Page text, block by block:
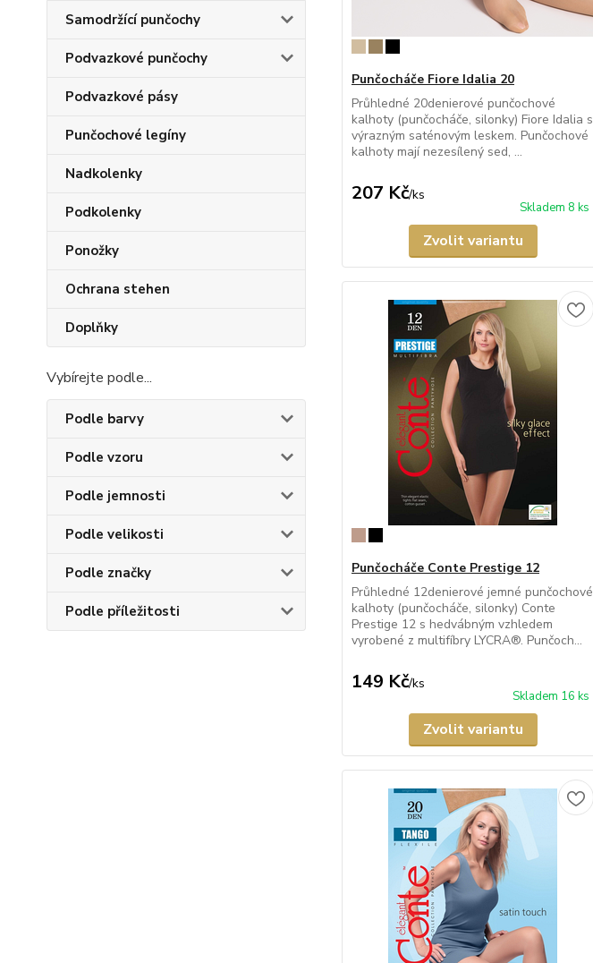
Samodržící punčochy
Podvazkové punčochy
Podvazkové pásy
Punčochové legíny
Nadkolenky
Podkolenky
Ponožky
Ochrana stehen
Doplňky
Vybírejte podle...
Podle barvy
Podle vzoru
Podle jemnosti
Podle velikosti
Podle značky
Podle příležitosti
Punčocháče Fiore Idalia 20
Průhledné 20denierové punčochové
kalhoty (punčocháče, silonky) Fiore Idalia s
výrazným saténovým leskem. Punčochové
kalhoty mají nezesílený sed, ...
207 Kč/ks
Skladem 8 ks
Zvolit variantu
Punčocháče Conte Prestige 12
Průhledné 12denierové jemné punčochové
kalhoty (punčocháče, silonky) Conte
Prestige 12 s hedvábným vzhledem
vyrobené z multifíbry LYCRA®. Punčoch...
149 Kč/ks
Skladem 16 ks
Zvolit variantu